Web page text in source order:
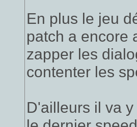
En plus le jeu
patch a encore
zapper les
contenter les
D'ailleurs il va